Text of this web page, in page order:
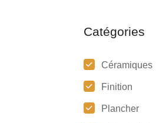
Catégories
Céramiques
Finition
Plancher